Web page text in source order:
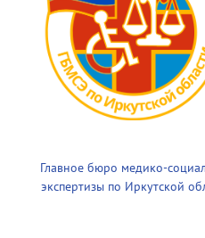
Главное бюро медико-
экспертизы по Иркутской